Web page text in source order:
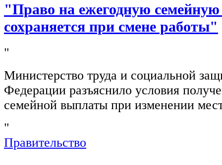
"Право на ежегодную
сохраняется при смене работы"
"
Министерство труда и социальной
Федерации разъяснило условия
семейной выплаты при изменении
"
Правительство